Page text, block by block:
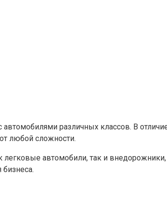
различных классов. В
любой сложности.
легковые автомобили, так и